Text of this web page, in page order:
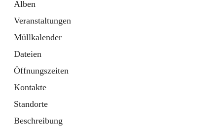
Alben
Veranstaltungen
Müllkalender
Dateien
Öffnungszeiten
Kontakte
Standorte
Beschreibung